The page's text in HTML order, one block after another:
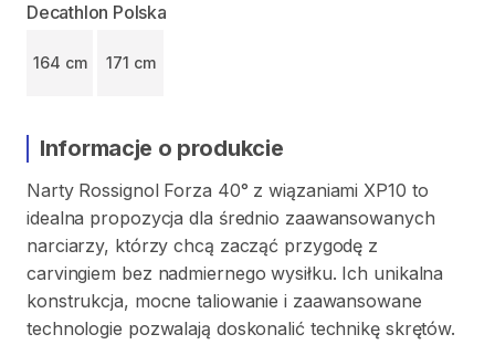
Decathlon Polska
164 cm 171 cm
Informacje o produkcie
Narty Rossignol Forza 40° z wiązaniami XP10 to
idealna propozycja dla średnio zaawansowanych
narciarzy​,​ którzy chcą zacząć przygodę z
carvingiem bez nadmiernego wysiłku. Ich unikalna
konstrukcja​,​ mocne taliowanie i zaawansowane
technologie pozwalają doskonalić technikę skrętów.